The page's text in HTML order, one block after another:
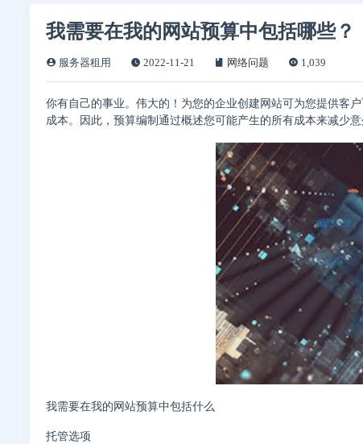
我需要在我的网站预算中包括哪些？
服务器租用 2022-11-21 网络问题 1,039
你有自己的事业。伟大的！为您的企业创建网站可为您提供客
成本。因此，预算编制通过概述您可能产生的所有成本来减少意
我需要在我的网站预算中包括什么
托管选项